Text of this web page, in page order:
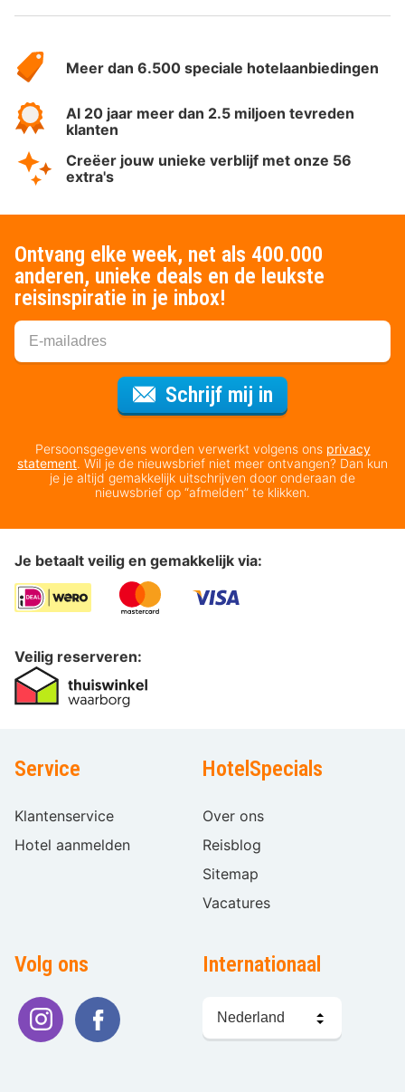
HotelSpecials
Meer dan 6.500 speciale hotelaanbiedingen
Al 20 jaar meer dan 2.5 miljoen tevreden
klanten
Creëer jouw unieke verblijf met onze 56
extra's
Ontvang elke week, net als 400.000
anderen, unieke deals en de leukste
reisinspiratie in je inbox!
Schrijf mij in
Persoonsgegevens worden verwerkt volgens ons privacy
statement. Wil je de nieuwsbrief niet meer ontvangen? Dan kun
je je altijd gemakkelijk uitschrijven door onderaan de
nieuwsbrief op “afmelden” te klikken.
Je betaalt veilig en gemakkelijk via:
Veilig reserveren:
Service
Klantenservice
Hotel aanmelden
HotelSpecials
Over ons
Reisblog
Sitemap
Vacatures
Volg ons Internationaal
kiezen